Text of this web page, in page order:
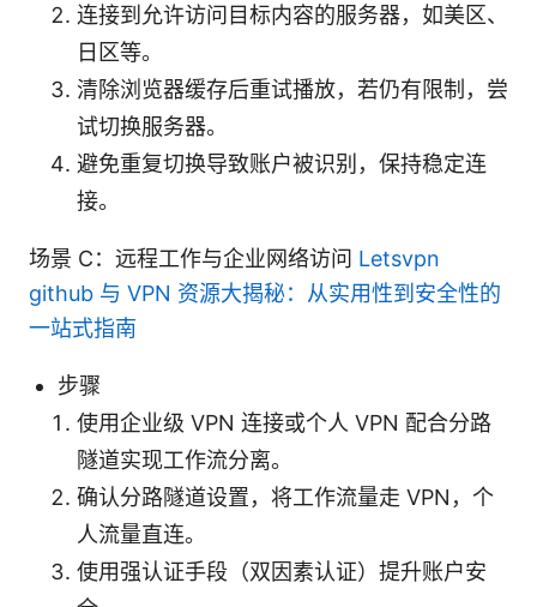
连接到允许访问目标内容的服务器，如美区、
日区等。
清除浏览器缓存后重试播放，若仍有限制，尝
试切换服务器。
避免重复切换导致账户被识别，保持稳定连
接。
场景 C：远程工作与企业网络访问 Letsvpn
github 与 VPN 资源大揭秘：从实用性到安全性的
一站式指南
步骤
使用企业级 VPN 连接或个人 VPN 配合分路
隧道实现工作流分离。
确认分路隧道设置，将工作流量走 VPN，个
人流量直连。
使用强认证手段（双因素认证）提升账户安